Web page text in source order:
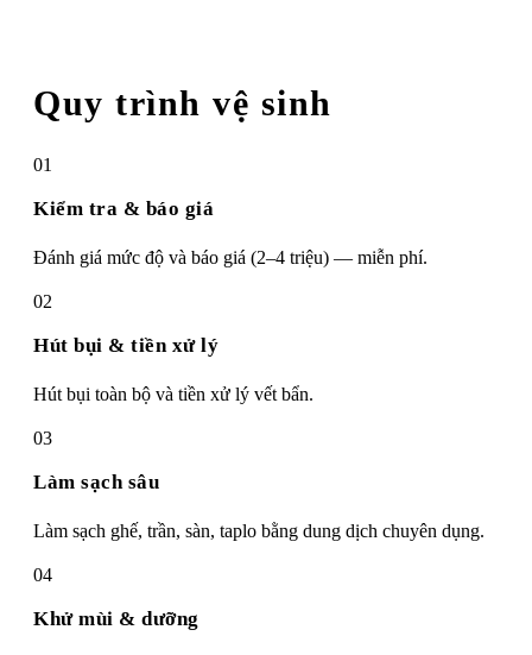
Quy trình vệ sinh
01
Kiểm tra & báo giá
Đánh giá mức độ và báo giá (2–4 triệu) — miễn phí.
02
Hút bụi & tiền xử lý
Hút bụi toàn bộ và tiền xử lý vết bẩn.
03
Làm sạch sâu
Làm sạch ghế, trần, sàn, taplo bằng dung dịch chuyên dụng.
04
Khử mùi & dưỡng